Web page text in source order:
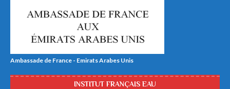
Ambassade de France - Emirats Arabes Unis
INSTITUT FRANÇAIS EAU